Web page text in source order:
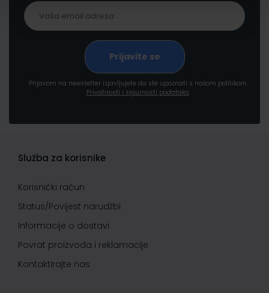
Prijavom na newsletter izjavljujete da ste upoznati s našom politikom
Privatnosti i sigurnosti podataka
Služba za korisnike
Korisnički račun
Status/Povijest narudžbi
Informacije o dostavi
Povrat proizvoda i reklamacije
Kontaktirajte nas